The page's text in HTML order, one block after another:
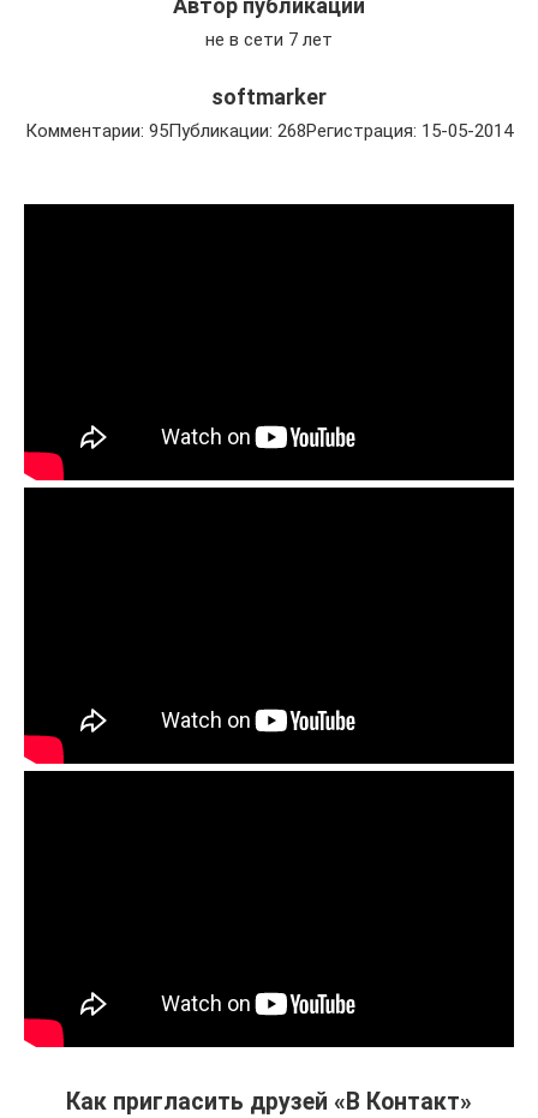
Автор публикации
не в сети 7 лет
softmarker
Комментарии: 95Публикации: 268Регистрация: 15-05-2014
Как пригласить друзей «В Контакт»